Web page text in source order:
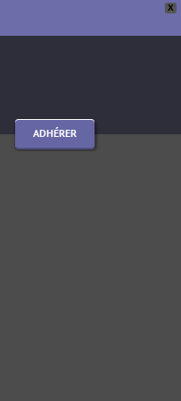
X
ADHÉRER